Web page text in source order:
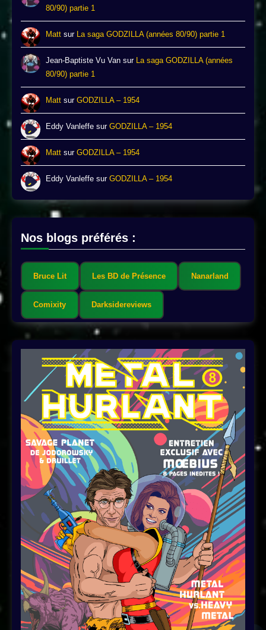
80/90) partie 1
Matt sur La saga GODZILLA (années 80/90) partie 1
Jean-Baptiste Vu Van sur La saga GODZILLA (années
80/90) partie 1
Matt surGODZILLA – 1954
Eddy Vanleffe surGODZILLA – 1954
Matt surGODZILLA – 1954
Eddy Vanleffe surGODZILLA – 1954
Nos blogs préférés :
Bruce Lit Les BD de Présence Nanarland
Comixity Darksidereviews